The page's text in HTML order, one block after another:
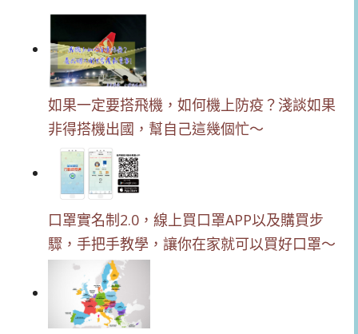
如果一定要搭飛機，如何機上防疫？淺談如果
非得搭機出國，幫自己這幾個忙～
口罩實名制2.0，線上買口罩APP以及購買步
驟，手把手教學，讓你在家就可以買好口罩～